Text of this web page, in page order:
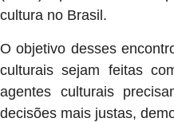
cultura no Brasil.
O objetivo desses
culturais sejam feitas
agentes culturais
decisões mais justas,